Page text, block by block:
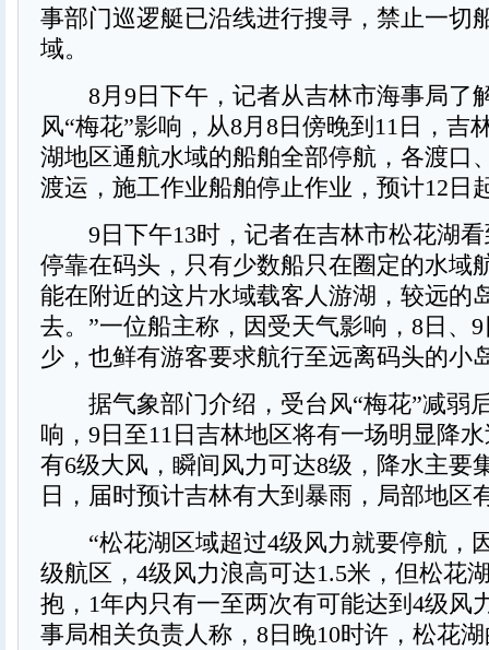
事部门巡逻艇已沿线进行搜寻，禁止一切
域。
8月9日下午，记者从吉林市海事局了
风“梅花”影响，从8月8日傍晚到11日，吉
湖地区通航水域的船舶全部停航，各渡口
渡运，施工作业船舶停止作业，预计12日
9日下午13时，记者在吉林市松花湖看
停靠在码头，只有少数船只在圈定的水域
能在附近的这片水域载客人游湖，较远的
去。”一位船主称，因受天气影响，8日、
少，也鲜有游客要求航行至远离码头的小
据气象部门介绍，受台风“梅花”减弱
响，9日至11日吉林地区将有一场明显降
有6级大风，瞬间风力可达8级，降水主要
日，届时预计吉林有大到暴雨，局部地区
“松花湖区域超过4级风力就要停航，
级航区，4级风力浪高可达1.5米，但松花
抱，1年内只有一至两次有可能达到4级风
事局相关负责人称，8日晚10时许，松花